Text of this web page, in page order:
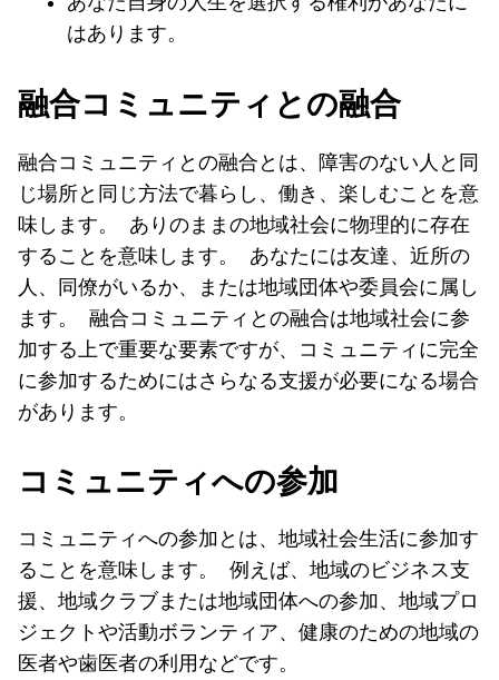
はあります。
融合コミュニティとの融合
融合コミュニティとの融合とは、障害のない人と同
じ場所と同じ方法で暮らし、働き、楽しむことを意
味します。 ありのままの地域社会に物理的に存在
することを意味します。 あなたには友達、近所の
人、同僚がいるか、または地域団体や委員会に属し
ます。 融合コミュニティとの融合は地域社会に参
加する上で重要な要素ですが、コミュニティに完全
に参加するためにはさらなる支援が必要になる場合
があります。
コミュニティへの参加
コミュニティへの参加とは、地域社会生活に参加す
ることを意味します。 例えば、地域のビジネス支
援、地域クラブまたは地域団体への参加、地域プロ
ジェクトや活動ボランティア、健康のための地域の
医者や歯医者の利用などです。